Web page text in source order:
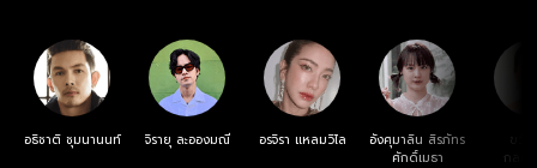
คนที่กำลังจะสิ้นลมไปสู่สวรรค์และนรกตามกรรมของแต่ละคน เรื่องราว
ของความดี ความชั่ว ผลกรรมของมนุษย์ที่ธรรมชาติล้วนจัดสรรตามโชค
ชะตาที่ได้กำหนดไว้แล้ว คนชั่วจะต้องถูกลงโทษตกนรกหมกไหม้ ทรมาน
อย่างไม่จบสิ้น ในขณะที่คนดีต้องได้รับกรรมดีตอบแทน ไม่ว่าจะยังอยู่
หรือจากไปแล้ว
อธิชาติ ชุมนานนท์ จิรายุ ละอองมณี อรจิรา แหลมวิไล
อังศุมาลิน สิรภัทร
ศักดิ์เมธา
กลม